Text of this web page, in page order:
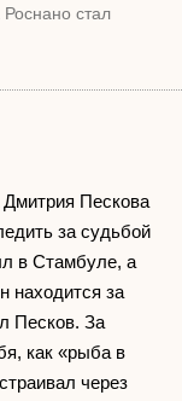
Роснано стал
Дмитрия Пескова
за судьбой
в Стамбуле, а
находится за
Песков. За
как «рыба в
через